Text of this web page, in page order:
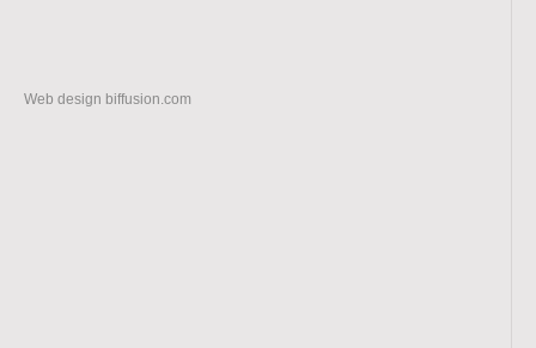
Web design biffusion.com